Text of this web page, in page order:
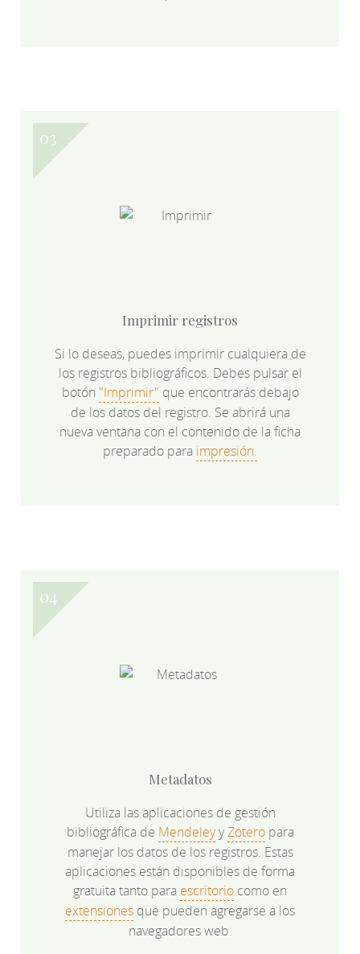
Imprimir registros
Si lo deseas, puedes imprimir cualquiera de
los registros bibliográficos. Debes pulsar el
botón "Imprimir" que encontrarás debajo
de los datos del registro. Se abrirá una
nueva ventana con el contenido de la ficha
preparado para impresión.
Metadatos
Utiliza las aplicaciones de gestión
bibliográfica de MendeleyyZoteropara
manejar los datos de los registros. Estas
aplicaciones están disponibles de forma
gratuita tanto para escritorio como en
extensiones que pueden agregarse a los
navegadores web.